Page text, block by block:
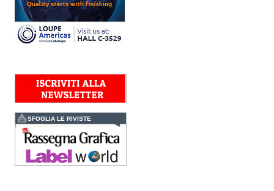
marchio europeo: nasce
Polyedra Distribution
Group
Le società di distribuzione di
Torraspapel adottano il
Spagna, Francia e...
Kolor+Service e T&K
Grafiche
L’intesa porta nel Gruppo
una gamma completa di
soluzioni per la misurazione
e il controllo del colore e
della qualità di stampa - e
l’esperienza di...
SFOGLIA LE RIVISTE